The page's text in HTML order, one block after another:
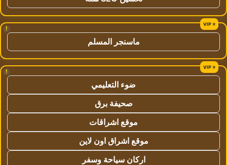
!
ماسنجر المسلم
!
ضوء التعليمي
صحيفة برق
موقع اشراقات
موقع اشراق اون لاين
اركان سياحة وسفر